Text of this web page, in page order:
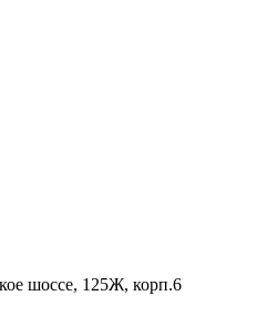
шоссе, 125Ж, корп.6